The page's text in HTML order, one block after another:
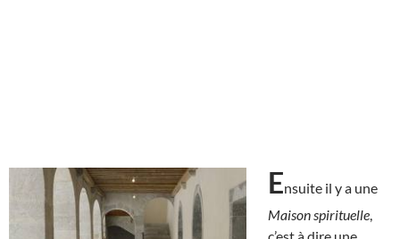
Ensuite il y a une
Maison spirituelle
c’est à dire une